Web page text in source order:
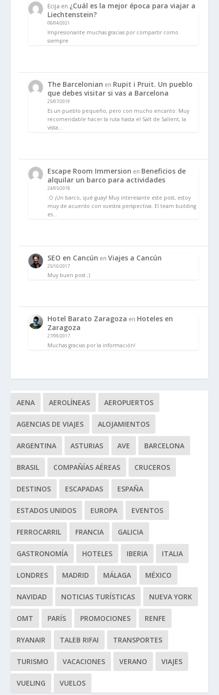
Ecija en ¿Cuál es la mejor época para viajar a
Liechtenstein?
08/04/2021
Impresionante muchas gracias por compartir como
siempre
The Barcelonian en Rupit i Pruit. Un pueblo
que debes visitar si vas a Barcelona
25/07/2019
Es un pueblo pequeño, pero con mucho encanto. Muy
recomendable hacer la ruta hasta el Salt de Sallent, la
vista…
Escape Room Immersion en Beneficios de
alquilar un barco para actividades
24/05/2018
:O ¡Un barco, qué guay! Muy interesante este post, estoy
muy de acuerdo con vuestra perspectiva. El team building
es…
SEO en Cancún enViajes a Cancún
25/10/2017
Muy buen post ;)
Hotel Barato Zaragoza en Hoteles en
Zaragoza
27/09/2017
Muchas gracias por la información!
AENA AEROLÍNEAS AEROPUERTOS
AGENCIAS DE VIAJES ALOJAMIENTOS
ARGENTINA ASTURIAS AVE BARCELONA
BRASIL COMPAÑÍAS AÉREAS CRUCEROS
DESTINOS ESCAPADAS ESPAÑA
ESTADOS UNIDOS EUROPA EVENTOS
FERROCARRIL FRANCIA GALICIA
GASTRONOMÍA HOTELES IBERIA ITALIA
LONDRES MADRID MÁLAGA MÉXICO
NAVIDAD NOTICIAS TURÍSTICAS NUEVA YORK
OMT PARÍS PROMOCIONES RENFE
RYANAIR TALEB RIFAI TRANSPORTES
TURISMO VACACIONES VERANO VIAJES
VUELING VUELOS